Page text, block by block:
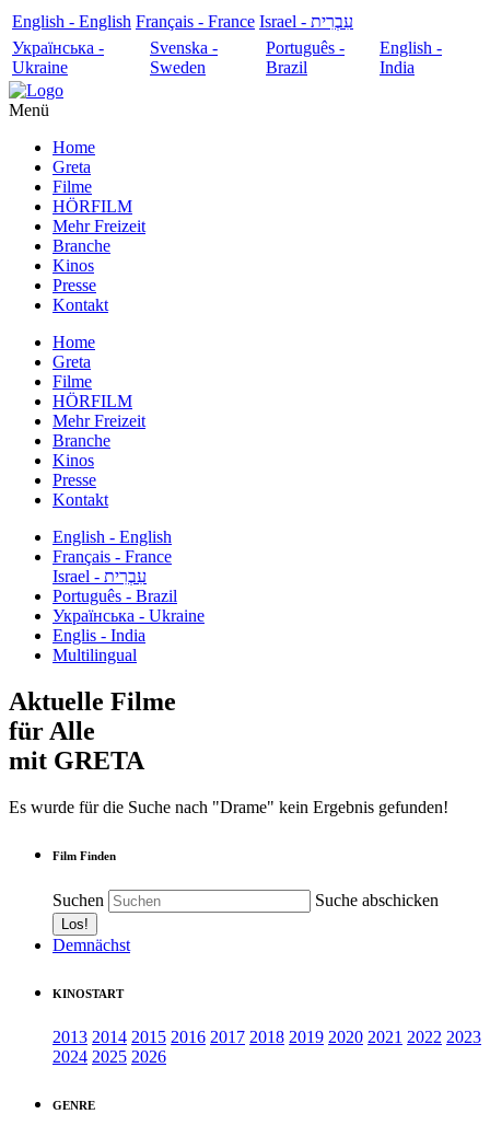
English - English Français - France
עִבְרִית - Israel
Українська -
Ukraine
Svenska -
Sweden
Português -
Brazil
English -
India
Menü
Home
Greta
Filme
HÖRFILM
Mehr Freizeit
Branche
Kinos
Presse
Kontakt
Home
Greta
Filme
HÖRFILM
Mehr Freizeit
Branche
Kinos
Presse
Kontakt
English - English
Français - France
עִבְרִית - Israel
Português - Brazil
Українська - Ukraine
Englis - India
Multilingual
Aktuelle Filme
für Alle
mit GRETA
Es wurde für die Suche nach "Drame" kein Ergebnis gefunden!
Film Finden
Suchen Suche abschicken
Demnächst
KINOSTART
2013 2014 2015 2016 2017 2018 2019 2020 2021 2022 2023
2024 2025 2026
GENRE